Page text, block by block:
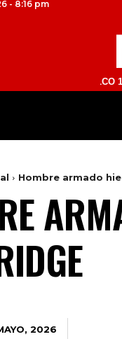
- 8:16 pm
| ATLACOMULCO
Hombre armado
2026